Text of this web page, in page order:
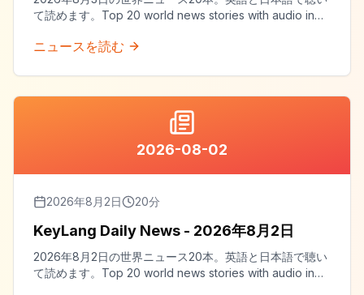
て読めます。Top 20 world news stories with audio in
ニュースを読む
2026-08-02
2026年8月2日 20分
KeyLang Daily News - 2026年8月2日
2026年8月2日の世界ニュース20本。英語と日本語で聴い
て読めます。Top 20 world news stories with audio in